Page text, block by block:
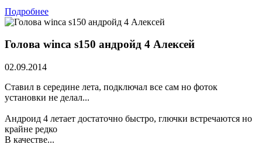
Подробнее
Голова winca s150 андройд 4 Алексей
02.09.2014
Ставил в середине лета, подключал все сам но фоток
установки не делал...
Андроид 4 летает достаточно быстро, глючки встречаются но
крайне редко
В качестве...